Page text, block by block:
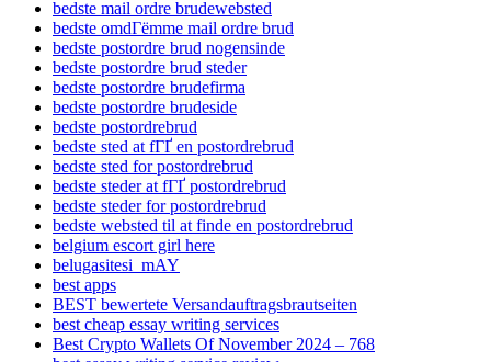
bedste mail ordre brudewebsted
bedste omdГёmme mail ordre brud
bedste postordre brud nogensinde
bedste postordre brud steder
bedste postordre brudefirma
bedste postordre brudeside
bedste postordrebrud
bedste sted at fГҐ en postordrebrud
bedste sted for postordrebrud
bedste steder at fГҐ postordrebrud
bedste steder for postordrebrud
bedste websted til at finde en postordrebrud
belgium escort girl here
belugasitesi_mAY
best apps
BEST bewertete Versandauftragsbrautseiten
best cheap essay writing services
Best Crypto Wallets Of November 2024 – 768